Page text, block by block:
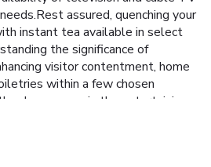
assured, quenching your
instant tea available in select
the significance of
visitor contentment, home
within a few chosen
day, engage in the entertaining
at home and cherish a leisurely